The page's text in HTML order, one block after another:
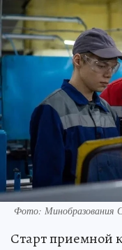
Фото: Минобразования
Старт приемной